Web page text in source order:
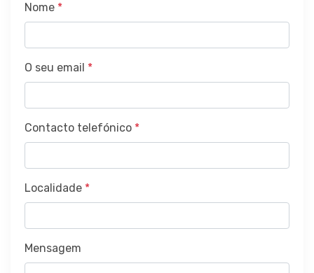
Nome *
O seu email *
Contacto telefónico *
Localidade *
Mensagem